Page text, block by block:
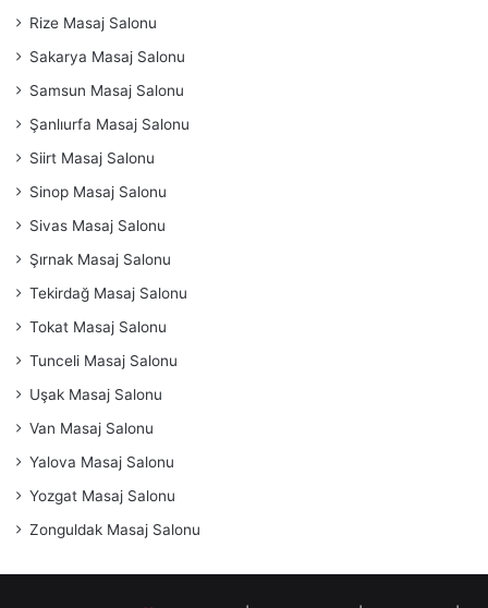
Rize Masaj Salonu
Sakarya Masaj Salonu
Samsun Masaj Salonu
Şanlıurfa Masaj Salonu
Siirt Masaj Salonu
Sinop Masaj Salonu
Sivas Masaj Salonu
Şırnak Masaj Salonu
Tekirdağ Masaj Salonu
Tokat Masaj Salonu
Tunceli Masaj Salonu
Uşak Masaj Salonu
Van Masaj Salonu
Yalova Masaj Salonu
Yozgat Masaj Salonu
Zonguldak Masaj Salonu